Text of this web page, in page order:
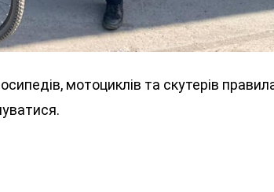
мотоциклів та скутерів